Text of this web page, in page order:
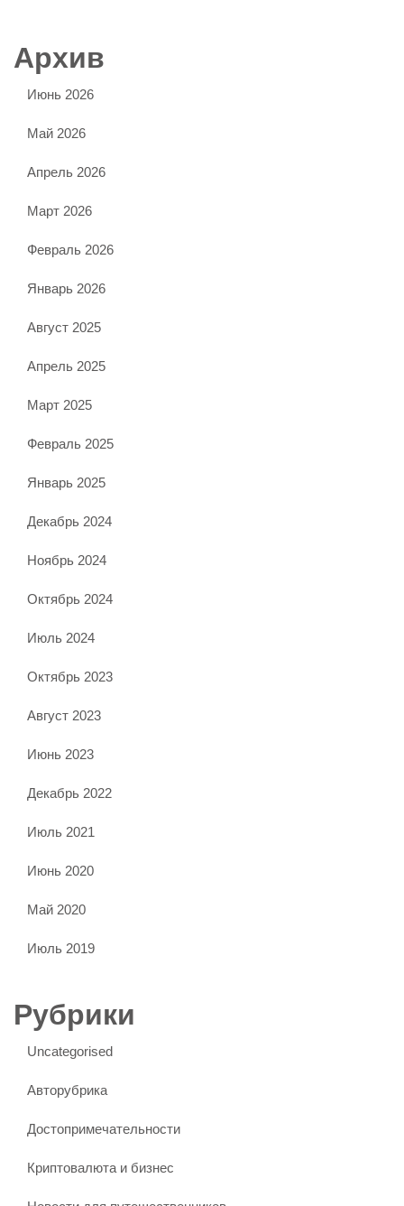
Архив
Июнь 2026
Май 2026
Апрель 2026
Март 2026
Февраль 2026
Январь 2026
Август 2025
Апрель 2025
Март 2025
Февраль 2025
Январь 2025
Декабрь 2024
Ноябрь 2024
Октябрь 2024
Июль 2024
Октябрь 2023
Август 2023
Июнь 2023
Декабрь 2022
Июль 2021
Июнь 2020
Май 2020
Июль 2019
Рубрики
Uncategorised
Авторубрика
Достопримечательности
Криптовалюта и бизнес